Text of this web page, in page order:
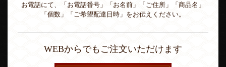
お電話にて、「お電話番号」「お名前」「ご住所」「商品名」
「個数」「ご希望配達日時」をお伝えください。
WEBからでもご注文いただけます